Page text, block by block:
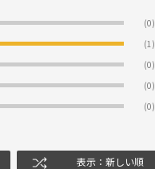
(0)
(1)
(0)
(0)
(0)
表示：新しい順